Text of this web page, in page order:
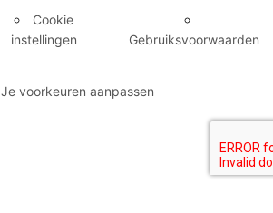
Cookie
instellingen
Gebruiksvoorwaarden
Je voorkeuren aanpassen